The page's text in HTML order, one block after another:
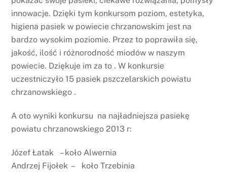
innowacje. Dzięki tym konkursom poziom, estetyka,
higiena pasiek w powiecie chrzanowskim jest na
bardzo wysokim poziomie. Przez to poprawiła się,
jakość, ilość i różnorodność miodów w naszym
powiecie. Dziękuje im za to . W konkursie
uczestniczyło 15 pasiek pszczelarskich powiatu
chrzanowskiego .
A oto wyniki konkursu na najładniejsza pasiekę
powiatu chrzanowskiego 2013 r:
Józef Łatak – koło Alwernia
Andrzej Fijołek – koło Trzebinia